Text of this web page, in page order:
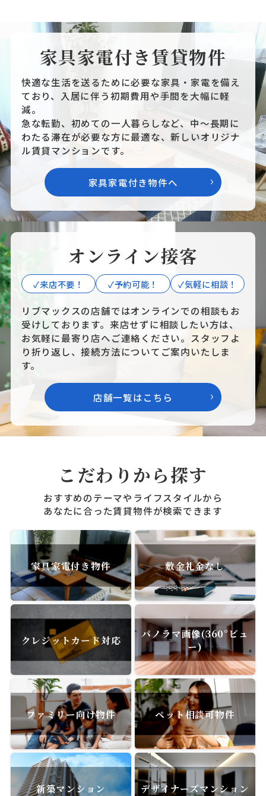
家具家電付き賃貸物件
快適な生活を送るために必要な家具・家電を備え
ており、入居に伴う初期費用や手間を大幅に軽
減。
急な転勤、初めての一人暮らしなど、中～長期に
わたる滞在が必要な方に最適な、新しいオリジナ
ル賃貸マンションです。
家具家電付き物件へ
オンライン接客
✓来店不要！ ✓予約可能！ ✓気軽に相談！
リブマックスの店舗ではオンラインでの相談もお
受けしております。来店せずに相談したい方は、
お気軽に最寄り店へご連絡ください。スタッフよ
り折り返し、接続方法についてご案内いたしま
す。
店舗一覧はこちら
こだわりから探す
おすすめのテーマやライフスタイルから
あなたに合った賃貸物件が検索できます
家具家電付き物件 敷金礼金なし
クレジットカード対応
パノラマ画像(360°ビュ
ー)
ファミリー向け物件 ペット相談可物件
新築マンション デザイナーズマンション